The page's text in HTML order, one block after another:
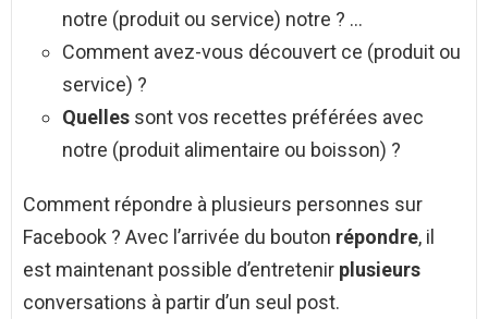
notre (produit ou service) notre ? …
Comment avez-vous découvert ce (produit ou
service) ?
Quelles sont vos recettes préférées avec
notre (produit alimentaire ou boisson) ?
Comment répondre à plusieurs personnes sur
Facebook ? Avec l’arrivée du bouton répondre, il
est maintenant possible d’entretenir plusieurs
conversations à partir d’un seul post.